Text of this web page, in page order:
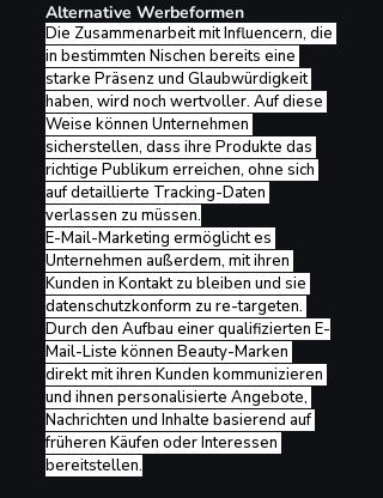
Alternative Werbeformen
Die Zusammenarbeit mit Influencern, die
in bestimmten Nischen bereits eine
starke Präsenz und Glaubwürdigkeit
haben, wird noch wertvoller. Auf diese
Weise können Unternehmen
sicherstellen, dass ihre Produkte das
richtige Publikum erreichen, ohne sich
auf detaillierte Tracking-Daten
verlassen zu müssen.
E-Mail-Marketing ermöglicht es
Unternehmen außerdem, mit ihren
Kunden in Kontakt zu bleiben und sie
datenschutzkonform zu re-targeten.
Durch den Aufbau einer qualifizierten E-
Mail-Liste können Beauty-Marken
direkt mit ihren Kunden kommunizieren
und ihnen personalisierte Angebote,
Nachrichten und Inhalte basierend auf
früheren Käufen oder Interessen
bereitstellen.